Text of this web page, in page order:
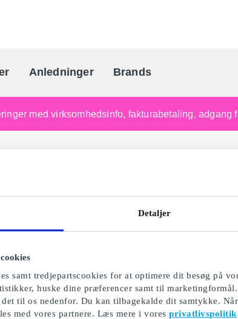
Detaljer
samt tredjepartscookies for at optimere dit besøg på
huske dine præferencer samt til
til os nedenfor. Du kan tilbagekalde dit samtykke.
med vores partnere. Læs mere i voresprivatlivspolitik
Anledninger Brands Danmarks
med virksomhedsinfo, fakturabetaling,